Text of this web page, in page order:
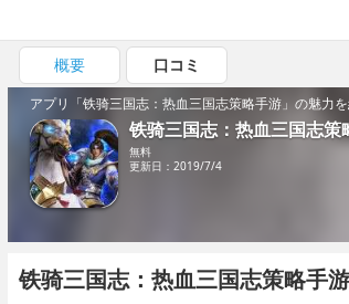
概要 口コミ
アプリ「铁骑三国志：热血三国志策略手游」の魅力を
铁骑三国志：热血三国志策
無料
更新日：2019/7/4
铁骑三国志：热血三国志策略手